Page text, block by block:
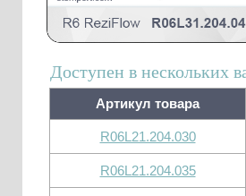
Доступен в нескольких
Артикул товара
R06L21.204.030
R06L21.204.035